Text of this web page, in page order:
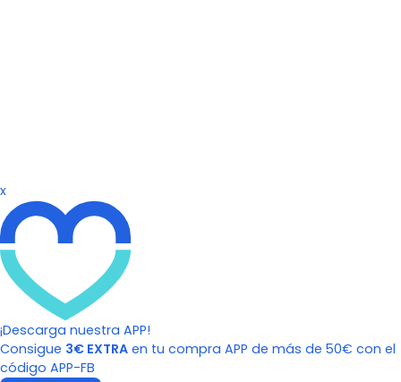
x
¡Descarga nuestra APP!
Consigue 3€ EXTRA en tu compra APP de más de 50€ con el
código APP-FB